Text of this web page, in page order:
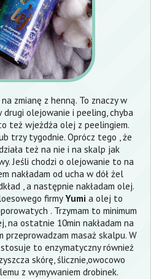
zmianę z henną. To znaczy w
olejowanie i peeling, chyba
też wjeżdża olej z peelingiem.
trzy tygodnie. Oprócz tego , że
też na nie i na skalp jak
Jeśli chodzi o olejowanie to na
nakładam od ucha w dół żel
, a następnie nakładam olej.
firmyYumi a olej to
. Trzymam to minimum
na ostatnie 10min nakładam na
przeprowadzam masaż skalpu. W
to enzymatyczny również
skórę, ślicznie,owocowo
z wymywaniem drobinek.